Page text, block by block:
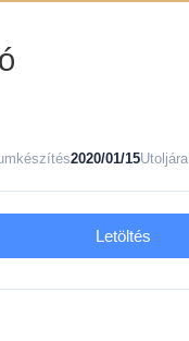
2020/01/15
Letöltés